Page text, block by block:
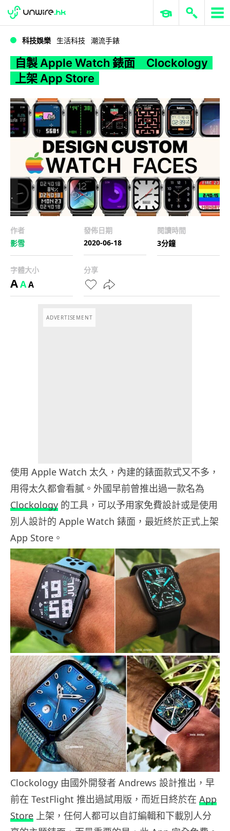
WWDC 2026 ERP 與商業 AI
科技娛樂 生活科技 潮流手錶
自製 Apple Watch 錶面 Clockology
上架 App Store
作者
影雪
發佈日期
2020-06-18
閱讀時間
3分鐘
字體大小
AAA
分享
ADVERTISEMENT
使用 Apple Watch 太久，內建的錶面款式又不多，
用得太久都會看膩。外國早前曾推出過一款名為
Clockology 的工具，可以予用家免費設計或是使用
別人設計的 Apple Watch 錶面，最近終於正式上架
App Store。
Clockology 由國外開發者 Andrews 設計推出，早
前在 TestFlight 推出過試用版，而近日終於在 App
Store 上架，任何人都可以自訂編輯和下載別人分